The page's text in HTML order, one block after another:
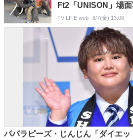
Ft2「UNISON」場
TV LIFE web 8/7(金) 13:06
パパラピーズ・じんじん「ダイエ